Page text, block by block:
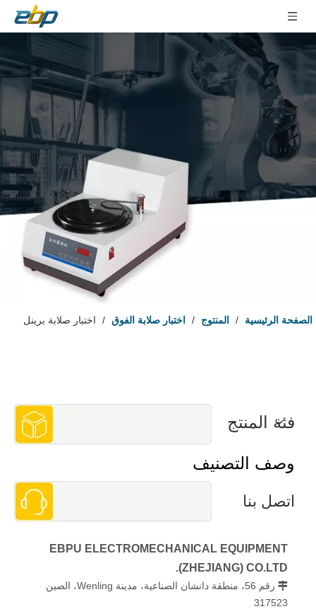
الصفحة الرئيسية / المنتوج / اختبار صلابة الفوق / اختبار صلابة برينل
فئة المنتج
وصف التصنيف
اتصل بنا
EBPU ELECTROMECHANICAL EQUIPMENT
(ZHEJIANG) CO.LTD.

رقم 56، منطقة دانشان الصناعية، مدينة Wenling، الصين
317523